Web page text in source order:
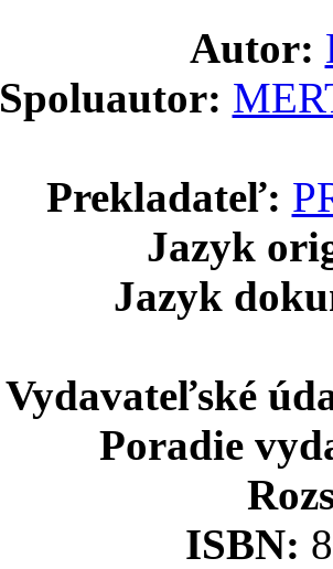
Autor:
Spoluautor:
Prekladateľ:
Jazyk
Jazyk
Vydavateľské
Poradie
ISBN: